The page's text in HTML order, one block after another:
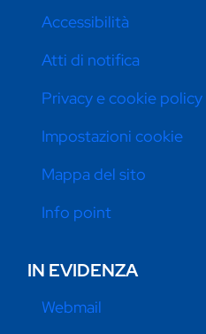
Accessibilità
Atti di notifica
Privacy e cookie policy
Impostazioni cookie
Mappa del sito
Info point
IN EVIDENZA
Webmail